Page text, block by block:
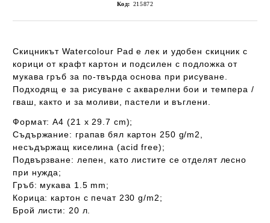
Код: 215872
Скицникът Watercolour Pad е лек и удобен скицник с
корици от крафт картон и подсилен с подложка от
мукава гръб за по-твърда основа при рисуване.
Подходящ е за рисуване с акварелни бои и темпера /
гваш, както и за моливи, пастели и въглени.
Формат: А4 (21 x 29.7 cm);
Съдържание: грапав бял картон 250 g/m2,
несъдържащ киселина (acid free);
Подвързване: лепен, като листите се отделят лесно
при нужда;
Гръб: мукава 1.5 mm;
Корица: картон с печат 230 g/m2;
Брой листи: 20 л.